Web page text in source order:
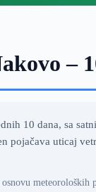
–
10 dana, sa
pojačava uticaj